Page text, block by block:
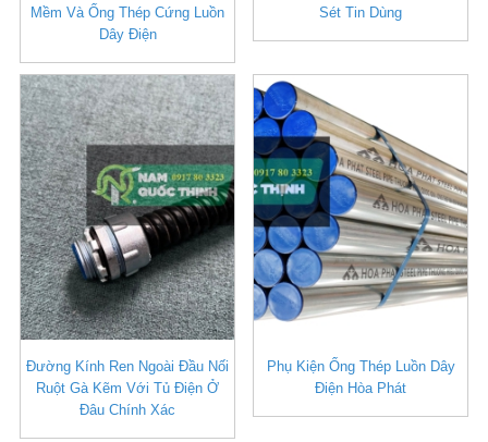
Mềm Và Ống Thép Cứng Luồn
Dây Điện
Sét Tin Dùng
Đường Kính Ren Ngoài Đầu Nối
Ruột Gà Kẽm Với Tủ Điện Ở
Đâu Chính Xác
Phụ Kiện Ống Thép Luồn Dây
Điện Hòa Phát